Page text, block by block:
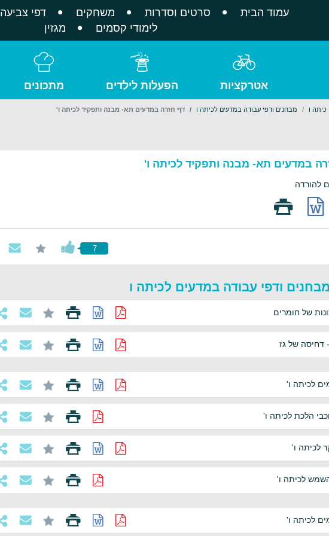
עמוד הבית סרטים וסדרות משחקים דפי צביעה
לימודי קסמים
מגזין
אטרקציות הפעלות לילדים מתכונים
כיתה ו מבחנים ודפי עבודה במדעים לכיתה ו דף חזרה במדעים תא- מבנה ותפקיד לכיתה ו'
במדעים תא- מבנה ותפקיד לכיתה ו'
להורדה
7
ודפי עבודה במדעים לכיתה ו
של חומרים
דחיסה של גז
לכיתה ו'
הלכת לכיתה ו'
לכיתה ו'
לכיתה ו'
לכיתה ו'